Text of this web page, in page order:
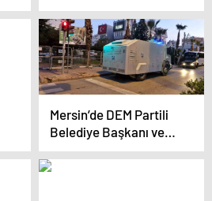
Mersin’de DEM Partili
Belediye Başkanı ve
Meclis Üyeleri
Gözaltında